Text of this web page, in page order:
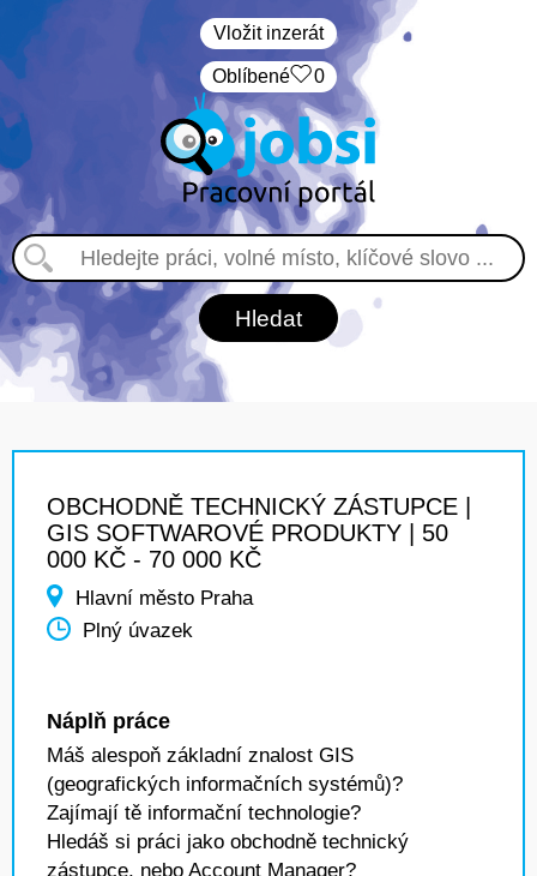
Vložit inzerát
Oblíbené 0
OBCHODNĚ TECHNICKÝ ZÁSTUPCE |
GIS SOFTWAROVÉ PRODUKTY | 50
000 KČ - 70 000 KČ
Hlavní město Praha
Plný úvazek
Náplň práce
Máš alespoň základní znalost GIS
(geografických informačních systémů)?
Zajímají tě informační technologie?
Hledáš si práci jako obchodně technický
zástupce, nebo Account Manager?